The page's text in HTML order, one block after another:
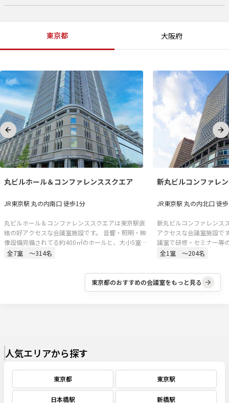
東京都 大阪府
丸ビルホール＆コンファレンススクエア
JR東京駅 丸の内南口 徒歩1分
丸ビルホール＆コンファレンススクエアは東京駅直
結の好アクセスな会議室施設です。 音響・照明・映
像設備完備されてる約400㎡のホールと、大小5室の
会議室。セミナー、講演会、シンポジウム、株主総
ど、多様な用途にご対応可能です。
全7室 〜314名
新丸ビルコンファレ
JR東京駅 丸の内北口 徒
新丸ビルコンファレンス
アクセスな会議室施設で
議室で研修・セミナー等
です。
全1 室 〜204名
Previous slide
東京都のおすすめの会議室をもっと見る
人気エリアから探す
東京都 東京駅
日本橋駅 新橋駅